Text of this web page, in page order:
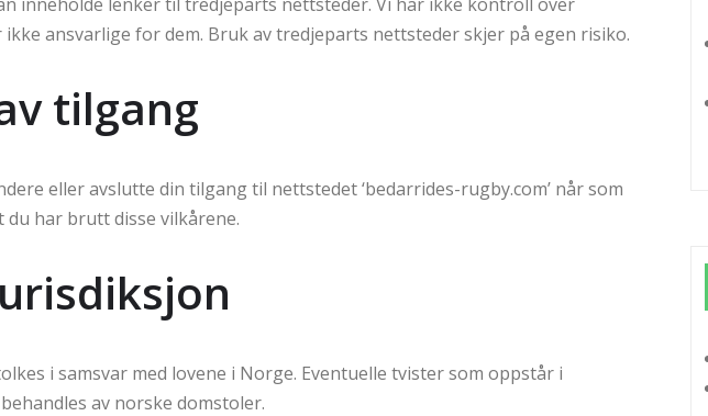
ansvarlige for dem. Bruk av tredjeparts nettsteder skjer på egen risiko.
tilgang
eller avslutte din tilgang til nettstedet ‘bedarrides-rugby.com’ når som
har brutt disse vilkårene.
i samsvar med lovene i Norge. Eventuelle tvister som oppstår i
av norske domstoler.